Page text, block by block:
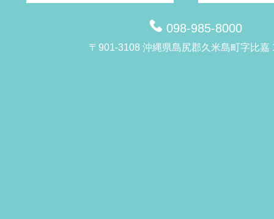
098-985-8000
〒901-3108 沖縄県島尻郡久米島町字比嘉